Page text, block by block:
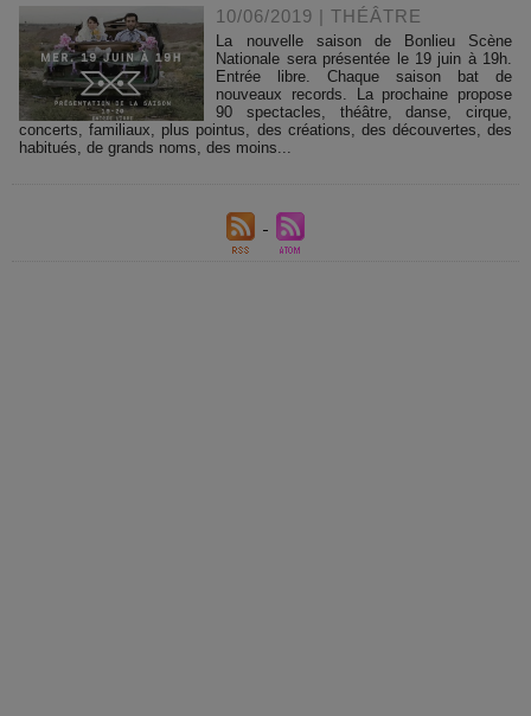
10/06/2019 |THÉÂTRE
La nouvelle saison de Bonlieu Scène
Nationale sera présentée le 19 juin à 19h.
Entrée libre. Chaque saison bat de
nouveaux records. La prochaine propose
90 spectacles, théâtre, danse, cirque,
concerts, familiaux, plus pointus, des créations, des découvertes, des
habitués, de grands noms, des moins...